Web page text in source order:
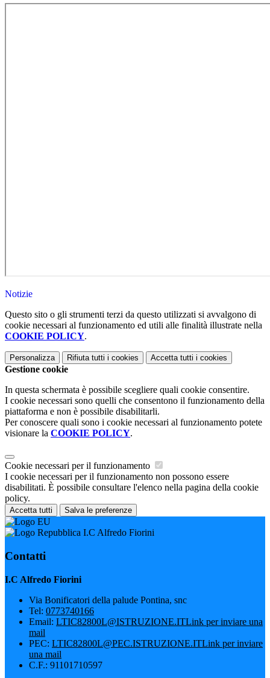
Notizie
Questo sito o gli strumenti terzi da questo utilizzati si avvalgono di
cookie necessari al funzionamento ed utili alle finalità illustrate nella
COOKIE POLICY.
Personalizza Rifiuta tutti i cookies Accetta tutti i cookies
Gestione cookie
In questa schermata è possibile scegliere quali cookie consentire.
I cookie necessari sono quelli che consentono il funzionamento della
piattaforma e non è possibile disabilitarli.
Per conoscere quali sono i cookie necessari al funzionamento potete
visionare la COOKIE POLICY.
Cookie necessari per il funzionamento
I cookie necessari per il funzionamento non possono essere
disabilitati. È possibile consultare l'elenco nella pagina della cookie
policy.
Accetta tutti Salva le preferenze
I.C Alfredo Fiorini
Contatti
I.C Alfredo Fiorini
Via Bonificatori della palude Pontina, snc
Tel: 0773740166
Email: LTIC82800L@ISTRUZIONE.ITLink per inviare una
mail
PEC: LTIC82800L@PEC.ISTRUZIONE.ITLink per inviare
una mail
C.F.: 91101710597